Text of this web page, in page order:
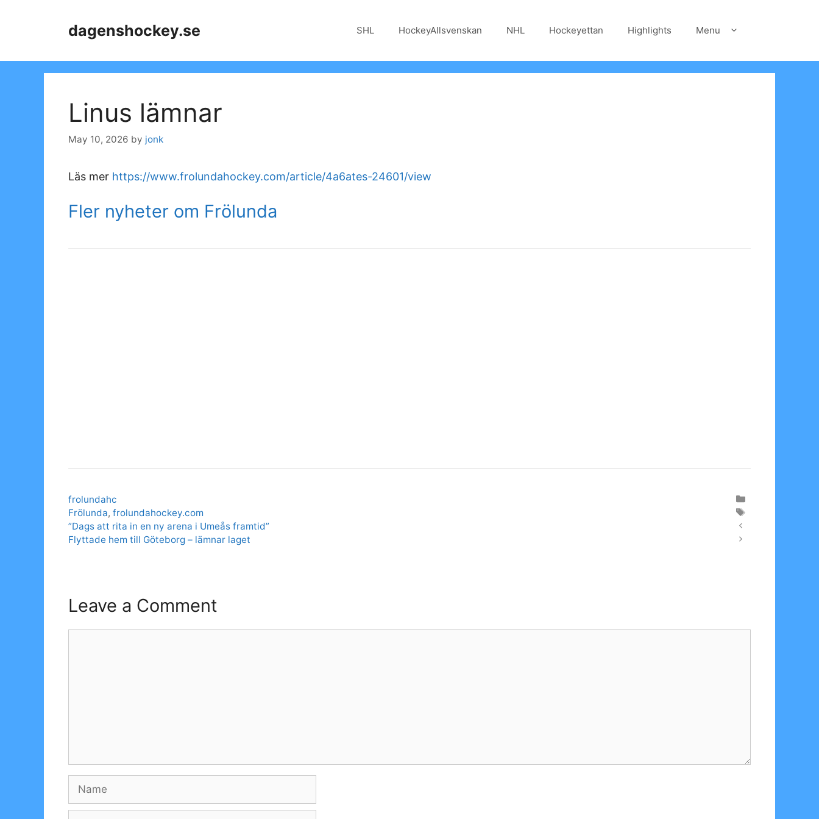
dagenshockey.se SHL HockeyAllsvenskan NHL Hockeyettan Highlights Menu
Linus lämnar
May 10, 2026 by jonk
Läs mer https://www.frolundahockey.com/article/4a6ates-24601/view
Fler nyheter om Frölunda
Categories
frolundahc
Tags
Frölunda, frolundahockey.com
”Dags att rita in en ny arena i Umeås framtid”
Flyttade hem till Göteborg – lämnar laget
Leave a Comment
Name